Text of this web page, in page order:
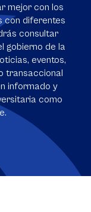
mejor con los
con diferentes
consultar
gobierno de la
eventos,
transaccional
informado y
como